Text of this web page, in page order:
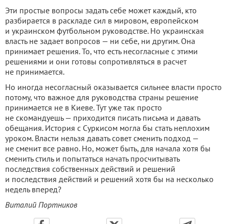
Эти простые вопросы задать себе может каждый, кто
разбирается в раскладе сил в мировом, европейском
и украинском футбольном руководстве. Но украинская
власть не задает вопросов — ни себе, ни другим. Она
принимает решения. То, что есть несогласные с этими
решениями и они готовы сопротивляться в расчет
не принимается.
Но иногда несогласный оказывается сильнее власти просто
потому, что важное для руководства страны решение
принимается не в Киеве. Тут уже так просто
не скомандуешь — приходится писать письма и давать
обещания. История с Суркисом могла бы стать неплохим
уроком. Власти нельзя давать совет сменить подход —
не сменит все равно. Но, может быть, для начала хотя бы
сменить стиль и попытаться начать просчитывать
последствия собственных действий и решений
и последствия действий и решений хотя бы на несколько
недель вперед?
Виталий Портников